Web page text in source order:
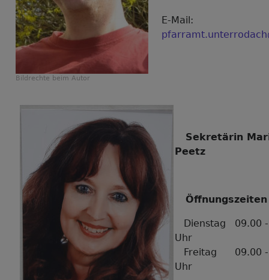
Bildrechte beim Autor
E-Mail:
Sekretärin
Peetz
Öffnungszeiten
Dienstag 09.00 -
Uhr
Freitag 09.00 -
Uhr